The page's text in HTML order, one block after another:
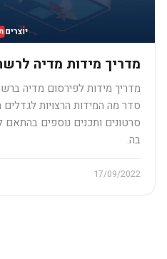
מדריך מידות מדיה
מדריך מידות לפירסום מדיה
סדר מה המידות הרצויות
סרטונים ותכנים נוספים
בה.
17/09/2022